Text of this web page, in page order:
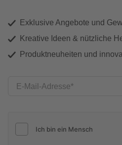
Exklusive Angebote und
Kreative Ideen & nützliche
Produktneuheiten und
E-Mail-Adresse